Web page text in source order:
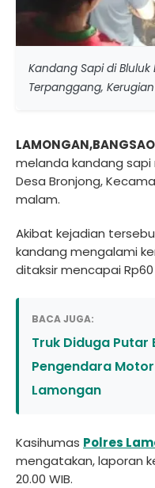
Kandang Sapi di
Terpanggang,
melanda kandang sapi
Desa Bronjong,
malam.
Akibat kejadian
kandang mengalami
ditaksir mencapai
BACA JUGA:
Truk Diduga Putar
Pengendara
Lamongan
Kasihumas Polres
mengatakan, laporan
20.00 WIB.